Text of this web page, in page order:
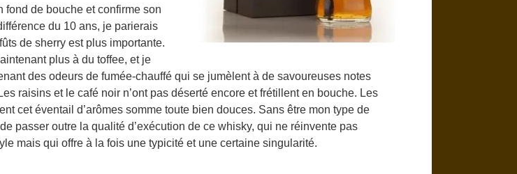
fond de bouche et confirme son
du 10 ans, je parierais
de sherry est plus importante.
plus à du toffee, et je
des odeurs de fumée-chauffé qui se jumèlent à de savoureuses notes
raisins et le café noir n’ont pas déserté encore et frétillent en bouche. Les
cet éventail d’arômes somme toute bien douces. Sans être mon type de
passer outre la qualité d’exécution de ce whisky, qui ne réinvente pas
mais qui offre à la fois une typicité et une certaine singularité.